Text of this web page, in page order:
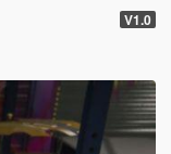
V1.0